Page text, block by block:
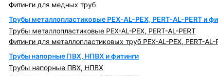
Фитинги для медных труб
Трубы металлопластиковые PEX-AL-PEX, PERT-AL-PERT и
Трубы металлопластиковые PEX-AL-PEX, PERT-AL-PERT
Фитинги для металлопластиковых труб PEX-AL-PEX, PERT-AL-
Трубы напорные ПВХ, НПВХ и фитинги
Трубы напорные ПВХ, НПВХ